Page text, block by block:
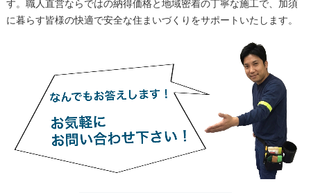
す。職人直営ならではの納得価格と地域密着の丁寧な施工で、加須
に暮らす皆様の快適で安全な住まいづくりをサポートいたします。